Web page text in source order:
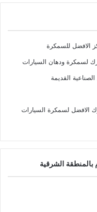
الافضل للسمكرة
لسمكرة ودهان السيارات
القديمة
الافضل لسمكرة السيارات
الشرقية